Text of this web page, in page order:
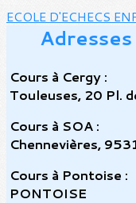
ECOLE D'ECHECS
Cours à Cergy :
Touleuses, 20 Pl.
Cours à SOA :
Chennevières,
Cours à Pontoise
PONTOISE